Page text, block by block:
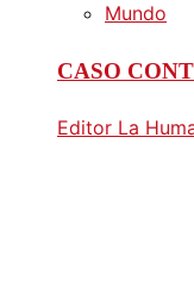
Mundo
CASO
Editor La